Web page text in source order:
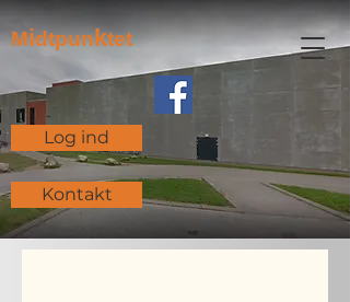
Midtpunktet
Log ind
Kontakt